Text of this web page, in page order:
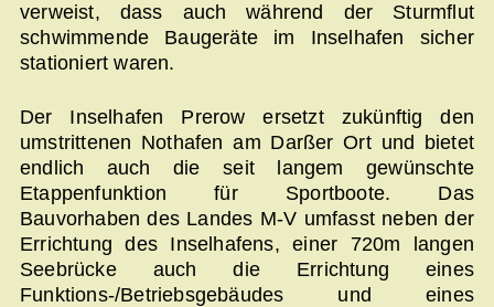
verweist, dass auch während der Sturmflut
schwimmende Baugeräte im Inselhafen sicher
stationiert waren.
Der Inselhafen Prerow ersetzt zukünftig den
umstrittenen Nothafen am Darßer Ort und bietet
endlich auch die seit langem gewünschte
Etappenfunktion für Sportboote. Das
Bauvorhaben des Landes M-V umfasst neben der
Errichtung des Inselhafens, einer 720m langen
Seebrücke auch die Errichtung eines
Funktions-/Betriebsgebäudes und eines